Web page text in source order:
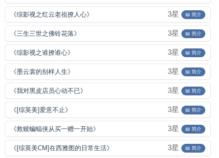
《综影视之红云老祖撩人心》 3星 📖 简介
《三生三世之佛铃花落》 3星 📖 简介
《综影视之谁撩谁心》 3星 📖 简介
《墨云裳的别样人生》 3星 📖 简介
《我对黑皮店员心动不已》 3星 📖 简介
《[综英美]爱意不止》 3星 📖 简介
《救赎蝙蝠侠从买一赠一开始》 3星 📖 简介
《[综英美CM]在西雅图的日常生活》 3星 📖 简介